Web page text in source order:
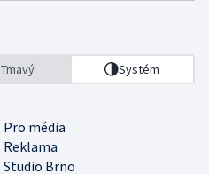
Tmavý Systém
Pro média
Reklama
Studio Brno